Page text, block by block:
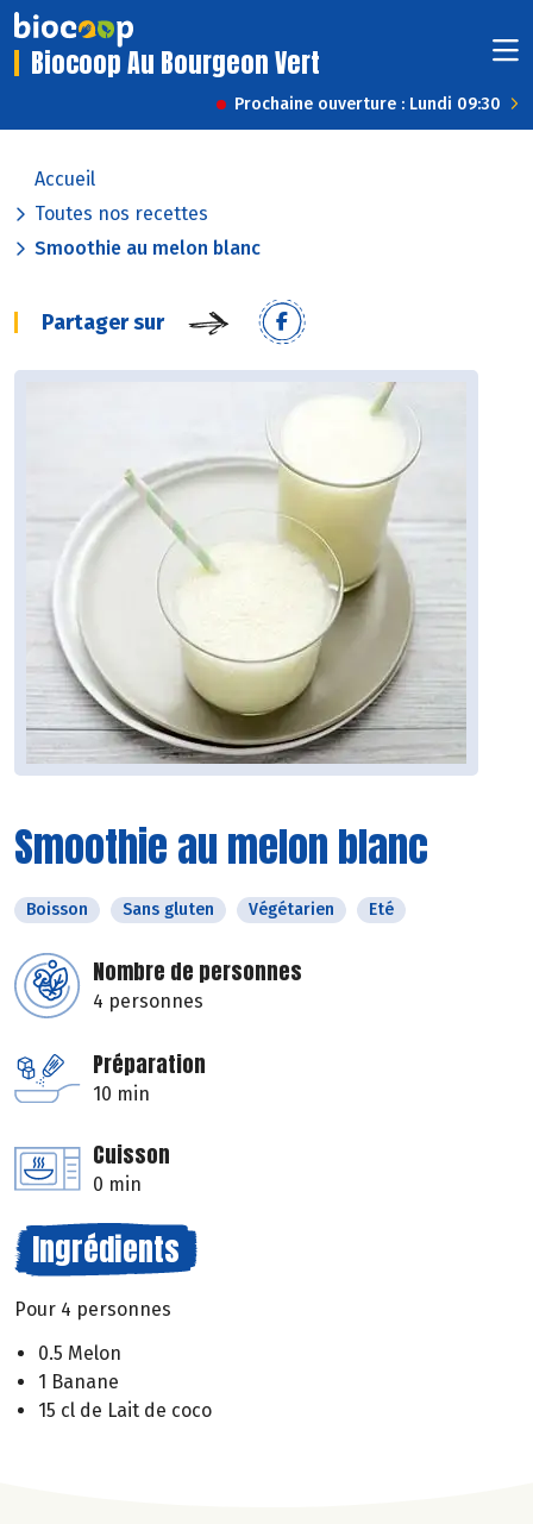
Biocoop Au Bourgeon Vert
Prochaine ouverture : Lundi 09:30
Accueil
Toutes nos recettes
Smoothie au melon blanc
Partager sur
Smoothie au melon blanc
Boisson Sans gluten Végétarien Eté
Nombre de personnes
4 personnes
Préparation
10 min
Cuisson
0 min
Ingrédients
Pour 4 personnes
0.5 Melon
1 Banane
15 cl de Lait de coco